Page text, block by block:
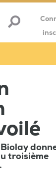
troisième